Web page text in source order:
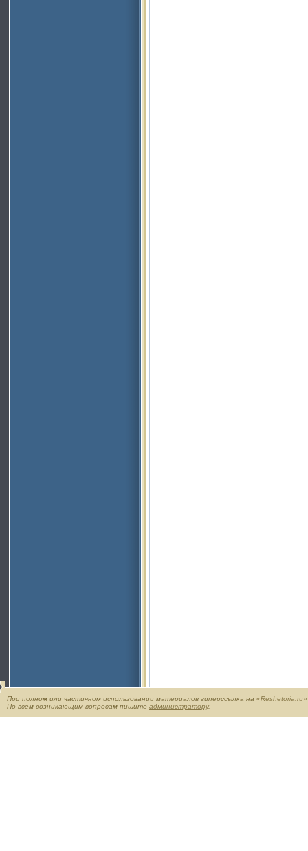
При полном или частичном использовании материалов гиперссылка на «Reshetoria.ru»
По всем возникающим вопросам пишите администратору.